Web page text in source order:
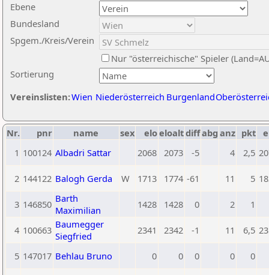
Ebene
Sortierung
Bundesland
Spgem./Kreis/Verein
Nur "österreichische" Spieler
Vereinslisten:Wien Niederösterreich Burgenland
Nr. pnr name sex eloeloaltdiffabg anz pkt
1 100124 Albadri Sattar 2068 2073 -5 4 2,5
2 144122 Balogh Gerda W 1713 1774 -61 11 5
3 146850 Barth
Maximilian
1428 1428 0 2 1
4 100663 Baumegger
Siegfried
2341 2342 -1 11 6,5
5 147017 Behlau Bruno 0 0 0 0 0